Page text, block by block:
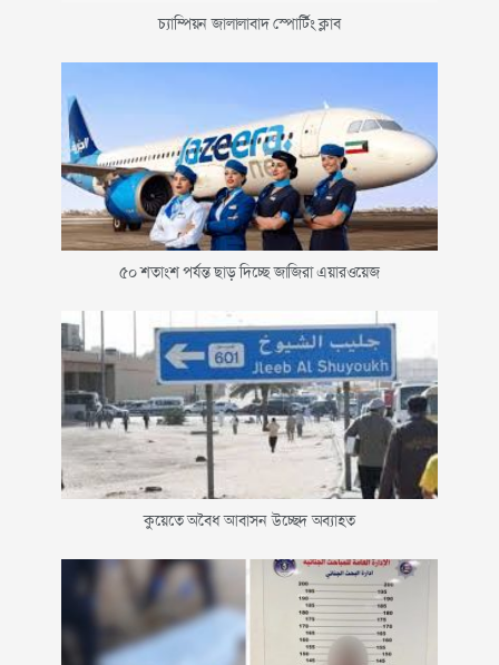
চ্যাম্পিয়ন জালালাবাদ স্পোর্টিং ক্লাব
৫০ শতাংশ পর্যন্ত ছাড় দিচ্ছে জাজিরা এয়ারওয়েজ
কুয়েতে অবৈধ আবাসন উচ্ছেদ অব্যাহত